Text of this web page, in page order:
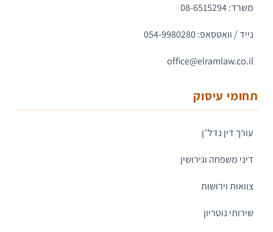
משרד: 08-6515294
נייד / וואטסאפ: 054-9980280
office@elramlaw.co.il
תחומי עיסוק
עורך דין נדל״ן
דיני משפחה וגירושין
צוואות וירושות
שירותי נוטריון